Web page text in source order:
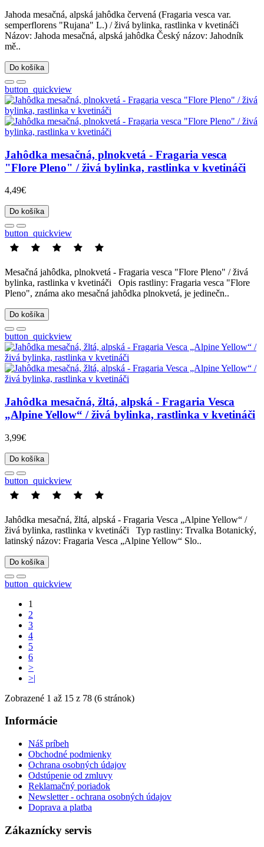
Jahoda mesačná, alpská jahôdka červená (Fragaria vesca var.
semperflorens "Rujana" L.) / živá bylinka, rastlinka v kvetináči
Názov: Jahoda mesačná, alpská jahôdka Český názov: Jahodník
mě..
Do košíka
button_quickview
Jahôdka mesačná, plnokvetá - Fragaria vesca
"Flore Pleno" / živá bylinka, rastlinka v kvetináči
4,49€
Do košíka
button_quickview
Mesačná jahôdka, plnokvetá - Fragaria vesca "Flore Pleno" / živá
bylinka, rastlinka v kvetináči Opis rastliny: Fragaria vesca "Flore
Pleno", známa ako mesačná jahôdka plnokvetá, je jedinečn..
Do košíka
button_quickview
Jahôdka mesačná, žltá, alpská - Fragaria Vesca
„Alpine Yellow“ / živá bylinka, rastlinka v kvetináči
3,99€
Do košíka
button_quickview
Jahôdka mesačná, žltá, alpská - Fragaria Vesca „Alpine Yellow“ /
živá bylinka, rastlinka v kvetináči Typ rastliny: Trvalka Botanický,
latinský názov: Fragaria Vesca „Alpine Yellow“ Slo..
Do košíka
button_quickview
1
2
3
4
5
6
>
>|
Zobrazené 1 až 15 z 78 (6 stránok)
Informácie
Náš príbeh
Obchodné podmienky
Ochrana osobných údajov
Odstúpenie od zmluvy
Reklamačný poriadok
Newsletter - ochrana osobných údajov
Doprava a platba
Zákaznícky servis